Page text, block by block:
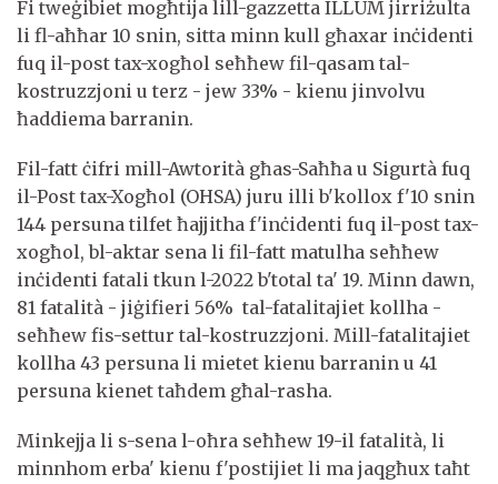
Fi tweġibiet mogħtija lill-gazzetta ILLUM jirriżulta
li fl-aħħar 10 snin, sitta minn kull għaxar inċidenti
fuq il-post tax-xogħol seħħew fil-qasam tal-
kostruzzjoni u terz - jew 33% - kienu jinvolvu
ħaddiema barranin.
Fil-fatt ċifri mill-Awtorità għas-Saħħa u Sigurtà fuq
il-Post tax-Xogħol (OHSA) juru illi b'kollox f'10 snin
144 persuna tilfet ħajjitha f'inċidenti fuq il-post tax-
xogħol, bl-aktar sena li fil-fatt matulha seħħew
inċidenti fatali tkun l-2022 b'total ta' 19. Minn dawn,
81 fatalità - jiġifieri 56% tal-fatalitajiet kollha -
seħħew fis-settur tal-kostruzzjoni. Mill-fatalitajiet
kollha 43 persuna li mietet kienu barranin u 41
persuna kienet taħdem għal-rasha.
Minkejja li s-sena l-oħra seħħew 19-il fatalità, li
minnhom erba' kienu f'postijiet li ma jaqgħux taħt